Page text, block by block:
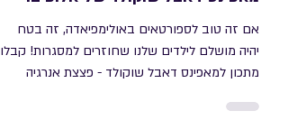
26 באוג׳ 2025